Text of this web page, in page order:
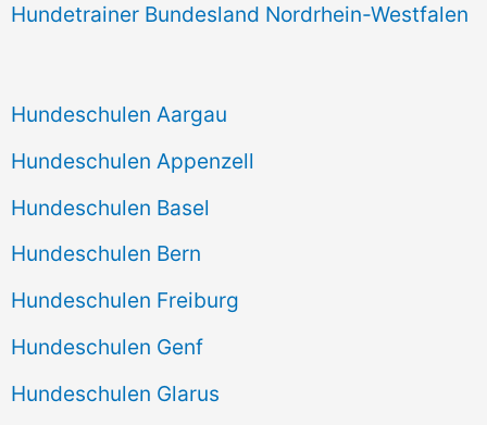
Hundetrainer Bundesland Nordrhein-Westfalen
Hundeschulen Aargau
Hundeschulen Appenzell
Hundeschulen Basel
Hundeschulen Bern
Hundeschulen Freiburg
Hundeschulen Genf
Hundeschulen Glarus